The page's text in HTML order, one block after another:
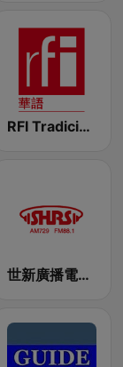
RFI Tradicional Chinese 華語
世新廣播電台 SHRS 88.1 FM